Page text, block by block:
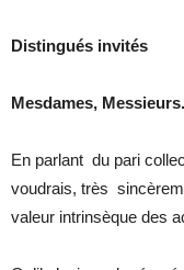
Distingués invités
Mesdames, Messieurs.
En parlant du pari
voudrais, très
valeur intrinsèque des